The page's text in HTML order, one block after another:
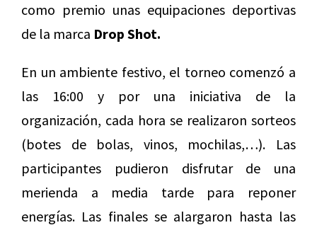
como premio unas equipaciones deportivas
de la marca Drop Shot.
En un ambiente festivo, el torneo comenzó a
las 16:00 y por una iniciativa de la
organización, cada hora se realizaron sorteos
(botes de bolas, vinos, mochilas,…). Las
participantes pudieron disfrutar de una
merienda a media tarde para reponer
energías. Las finales se alargaron hasta las